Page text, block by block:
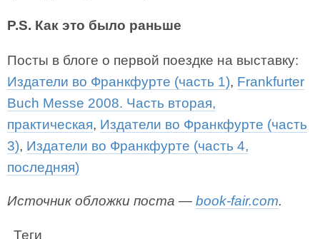
P.S. Как это было раньше
Посты в блоге о первой поездке на выставку:
Издатели во Франкфурте (часть 1), Frankfurter
Buch Messe 2008. Часть вторая,
практическая, Издатели во Франкфурте (часть
3), Издатели во Франкфурте (часть 4,
последняя)
Источник обложки поста — book-fair.com.
Теги